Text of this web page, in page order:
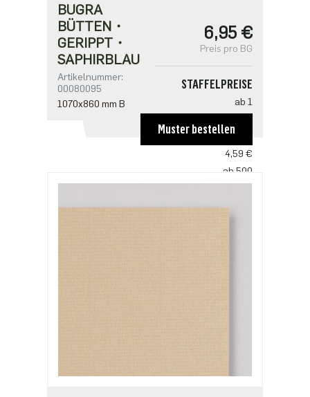
BUGRA
BÜTTEN・
GERIPPT・
SAPHIRBLAU
Artikelnummer:
00080095
1070x860 mm B
6,95 €
Preis pro BG
STAFFELPREISE
ab 1
ab 100
4,59 €
ab 500
ab 1000
Muster bestellen